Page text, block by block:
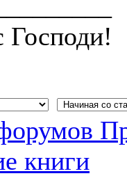
Господи!
книги